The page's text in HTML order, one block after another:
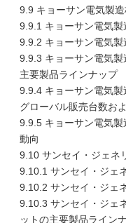
9.9 キョーサン電気製
9.9.1 キョーサン電気
9.9.2 キョーサン電気
9.9.3 キョーサン電気
主要製品ラインナップ
9.9.4 キョーサン電気
グローバル販売台数お
9.9.5 キョーサン電気
動向
9.10 サンセイ・ジェネ
9.10.1 サンセイ・ジェ
9.10.2 サンセイ・ジェ
9.10.3 サンセイ・ジェ
ットの主要製品ライン